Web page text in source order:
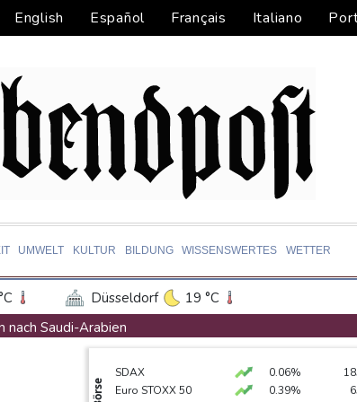
English Español Français Italiano
UMWELT KULTUR BILDUNG WISSENSWERTES WETTER
Düsseldorf
19 °C
21 °C
Bremen
Wien
nach Saudi-Arabien
Börse
SDAX 0.06%
Euro STOXX 50
0.39%